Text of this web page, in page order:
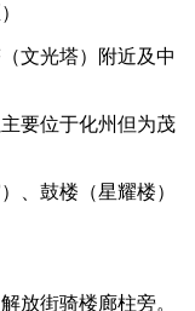
文光塔）附近及中
要位于化州但为茂
、鼓楼（星耀楼）
放街骑楼廊柱旁。